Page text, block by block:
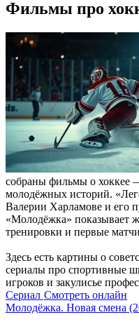
Фильмы про
собраны фильмы о хоккее
молодёжных историй.
Валерии Харламове и его
«Молодёжка» показывает
тренировки и первые
Здесь есть картины о
сериалы про спортивные
игроков и закулисье
Сериал Смотреть онлайн
Молодёжка. Новая смена